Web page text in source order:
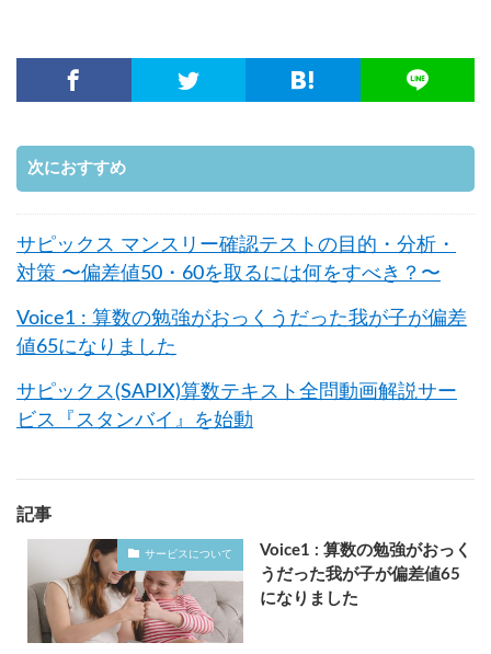
次におすすめ
サピックス マンスリー確認テストの目的・分析・
対策 〜偏差値50・60を取るには何をすべき？〜
Voice1 : 算数の勉強がおっくうだった我が子が偏差
値65になりました
サピックス(SAPIX)算数テキスト全問動画解説サー
ビス『スタンバイ』を始動
記事
サービスについて
Voice1 : 算数の勉強がおっく
うだった我が子が偏差値65
になりました